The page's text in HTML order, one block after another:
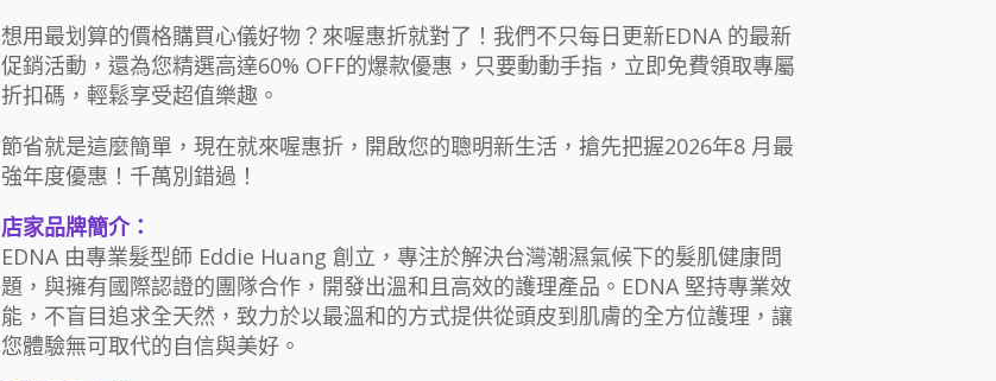
想用最划算的價格購買心儀好物？來喔惠折就對了！我們不只每日更新EDNA 的最新
促銷活動，還為您精選高達60% OFF的爆款優惠，只要動動手指，立即免費領取專屬
折扣碼，輕鬆享受超值樂趣。
節省就是這麼簡單，現在就來喔惠折，開啟您的聰明新生活，搶先把握2026年8 月最
強年度優惠！千萬別錯過！
店家品牌簡介：
EDNA 由專業髮型師 Eddie Huang 創立，專注於解決台灣潮濕氣候下的髮肌健康問
題，與擁有國際認證的團隊合作，開發出溫和且高效的護理產品。EDNA 堅持專業效
能，不盲目追求全天然，致力於以最溫和的方式提供從頭皮到肌膚的全方位護理，讓
您體驗無可取代的自信與美好。